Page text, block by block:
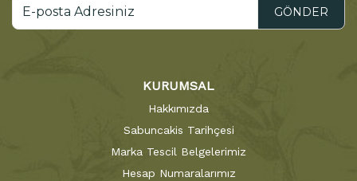
GÖNDER
KURUMSAL
Hakkımızda
Sabuncakis Tarihçesi
Marka Tescil Belgelerimiz
Hesap Numaralarımız